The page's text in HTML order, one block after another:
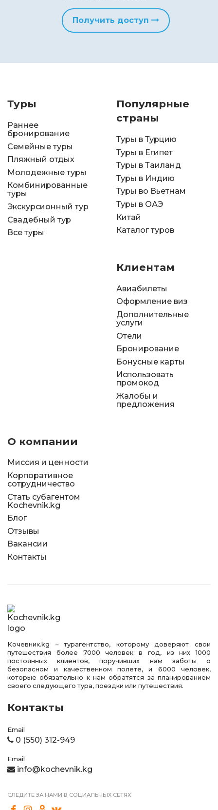
Получить доступ
Туры
Раннее
бронирование
Семейные туры
Пляжный отдых
Молодежные туры
Комбинированные
туры
Экскурсионный тур
Свадебный тур
Все туры
Популярные
страны
Туры в Турцию
Туры в Египет
Туры в Таиланд
Туры в Индию
Туры во Вьетнам
Туры в ОАЭ
Китай
Каталог туров
Клиентам
Авиабилеты
Оформление виз
Дополнительные
услуги
Отели
Бронирование
Бонусные карты
Использовать
промокод
Жалобы и
предложения
О компании
Миссия и ценности
Корпоративное
сотрудничество
Стать субагентом
Kochevnik.kg
Блог
Отзывы
Вакансии
Контакты
Kочевник.kg – турагентство, которому доверяют свои
путешествия более 7000 человек в год, из них 1000
постоянных клиентов, поручивших нам заботы о
безопасном и качественном полете, и 6000 человек,
которые обязательно к нам обратятся за планированием
своего следующего тура, поездки или путешествия.
Контакты
Email
0 (550) 312-949
Email
info@kochevnik.kg
СЛЕДИТЕ ЗА НАМИ В СОЦИАЛЬНЫХ СЕТЯХ